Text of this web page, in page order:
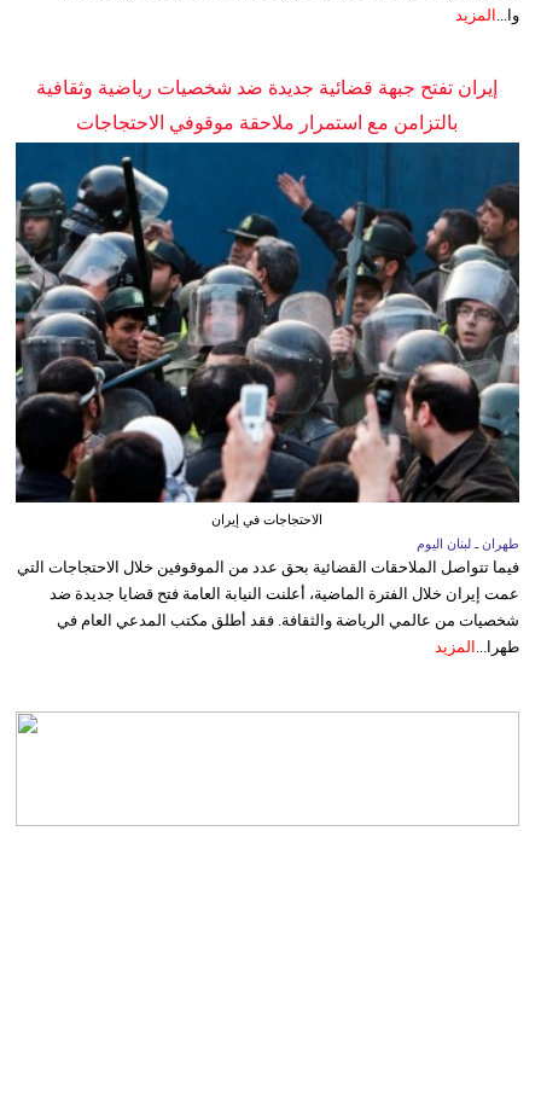
وا... المزيد
إيران تفتح جبهة قضائية جديدة ضد شخصيات رياضية وثقافية
بالتزامن مع استمرار ملاحقة موقوفي الاحتجاجات
الاحتجاجات في إيران
طهران ـ لبنان اليوم
فيما تتواصل الملاحقات القضائية بحق عدد من الموقوفين خلال الاحتجاجات التي
عمت إيران خلال الفترة الماضية، أعلنت النيابة العامة فتح قضايا جديدة ضد
شخصيات من عالمي الرياضة والثقافة. فقد أطلق مكتب المدعي العام في
طهرا... المزيد